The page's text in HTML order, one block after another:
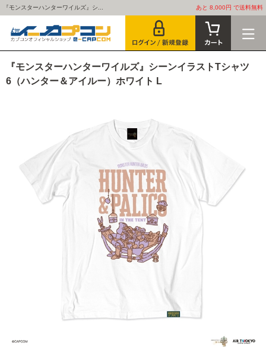
『モンスターハンターワイルズ』シ... あと 8,000円 で送料無料
『モンスターハンターワイルズ』シーンイラストTシャツ
6（ハンター＆アイルー）ホワイト L